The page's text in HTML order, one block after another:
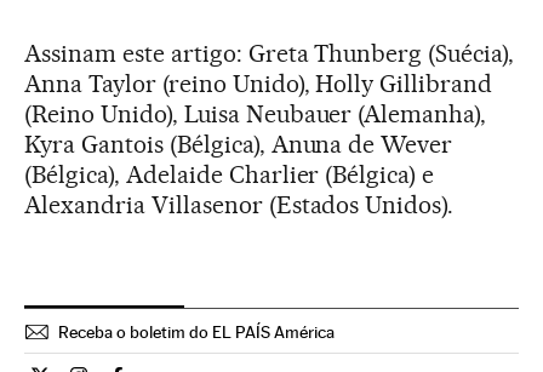
Assinam este artigo: Greta Thunberg (Suécia),
Anna Taylor (reino Unido), Holly Gillibrand
(Reino Unido), Luisa Neubauer (Alemanha),
Kyra Gantois (Bélgica), Anuna de Wever
(Bélgica), Adelaide Charlier (Bélgica) e
Alexandria Villasenor (Estados Unidos).
Receba o boletim do EL PAÍS América